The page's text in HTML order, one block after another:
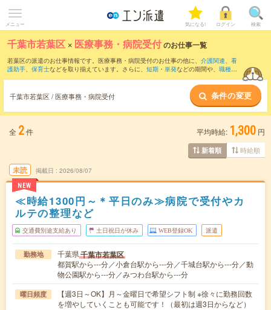
メニュー 気になる! ログイン 検索
千葉市若葉区 × 医療事務・病院受付のお仕事一覧
若葉区の派遣のお仕事情報です。医療事務・病院受付のお仕事の他に、 介護関連、 看
護助手、 保育士などを取り揃えています。さらに、 短期 ・ 単発などの期間や、 職種未
千葉市若葉区 / 医療事務・病院受付 条件の変更
全 2件 平均時給: 1,300 円
新着順 時給順
未読
NEW
掲載日 2026/08/07
≪時給1300円～＊平日のみ≫病院で受付やカ
ルテの整理など
交通費別途支給あり 土日祝日が休み WEB登録OK 派遣
勤務地 千葉県千葉市若葉区
都賀駅から---分／小倉台駅から---分／千城台駅から---分／動
物公園駅から---分／みつわ台駅から---分
曜日頻度
【週3日～OK】月～金曜日で希望シフト制 ※徐々に勤務回数
を増やしていくことも可能です！（最初は週3日からなど）